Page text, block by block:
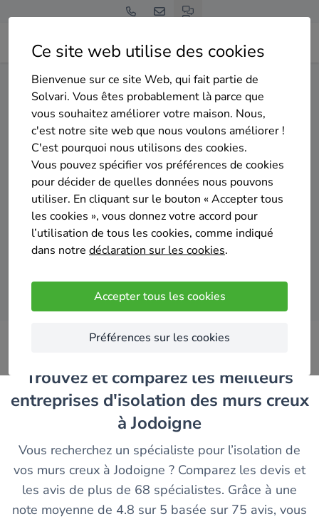
Ce site web utilise des cookies
Bienvenue sur ce site Web, qui fait partie de
Solvari. Vous êtes probablement là parce que
vous souhaitez améliorer votre maison. Nous,
c'est notre site web que nous voulons améliorer !
C'est pourquoi nous utilisons des cookies.
Vous pouvez spécifier vos préférences de cookies
pour décider de quelles données nous pouvons
utiliser. En cliquant sur le bouton « Accepter tous
les cookies », vous donnez votre accord pour
l’utilisation de tous les cookies, comme indiqué
dans notre déclaration sur les cookies.
Accepter tous les cookies
Préférences sur les cookies
Home Isolation des murs creux Brabant wallon Jodoigne
Gratuit et sans engagement
Top 20 des entreprises
d'isolation des murs creux à
Jodoigne
Comparer des devis
Trouvez et comparez les meilleurs
entreprises d'isolation des murs creux
à Jodoigne
Vous recherchez un spécialiste pour l’isolation de
vos murs creux à Jodoigne ? Comparez les devis et
les avis de plus de 68 spécialistes. Grâce à une
note moyenne de 4.8 sur 5 basée sur 75 avis, vous